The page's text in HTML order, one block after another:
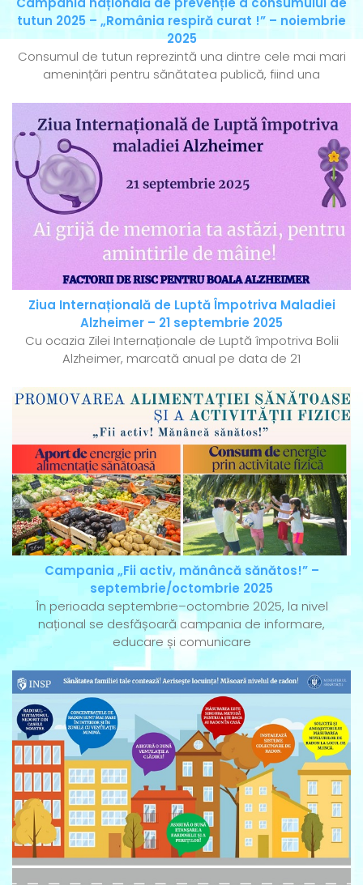
tutun 2025 – „România respiră curat !” – noiembrie
2025
Consumul de tutun reprezintă una dintre cele mai mari
amenințări pentru sănătatea publică, fiind una
Ziua Internațională de Luptă Împotriva Maladiei
Alzheimer – 21 septembrie 2025
Cu ocazia Zilei Internaționale de Luptă împotriva Bolii
Alzheimer, marcată anual pe data de 21
Campania „Fii activ, mănâncă sănătos!” –
septembrie/octombrie 2025
În perioada septembrie–octombrie 2025, la nivel
național se desfășoară campania de informare,
educare și comunicare